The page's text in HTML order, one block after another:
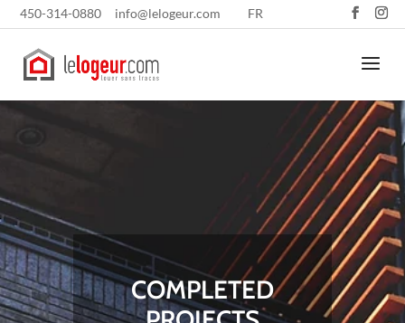
450-314-0880 info@lelogeur.com FR
COMPLETED